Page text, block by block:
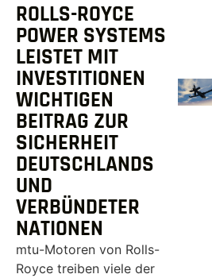
ROLLS-ROYCE
POWER SYSTEMS
LEISTET MIT
INVESTITIONEN
WICHTIGEN
BEITRAG ZUR
SICHERHEIT
DEUTSCHLANDS
UND
VERBÜNDETER
NATIONEN
mtu-Motoren von Rolls-
Royce treiben viele der